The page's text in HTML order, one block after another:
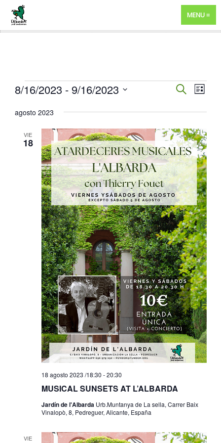
MENU
EVENTOS
Y
VISTAS
DE
BUSCAR
DE
LISTA
8/16/2023 - 9/16/2023
la
agosto 2023
VIE
18
MUSICAL SUNSETS AT L’ALBARDA
18 agosto 2023 /18:30 -20:30
Jardín de l'Albarda Urb.Muntanya de La sella, Carrer Baix
Vinalopò, 8, Pedreguer, Alicante, España
VIE